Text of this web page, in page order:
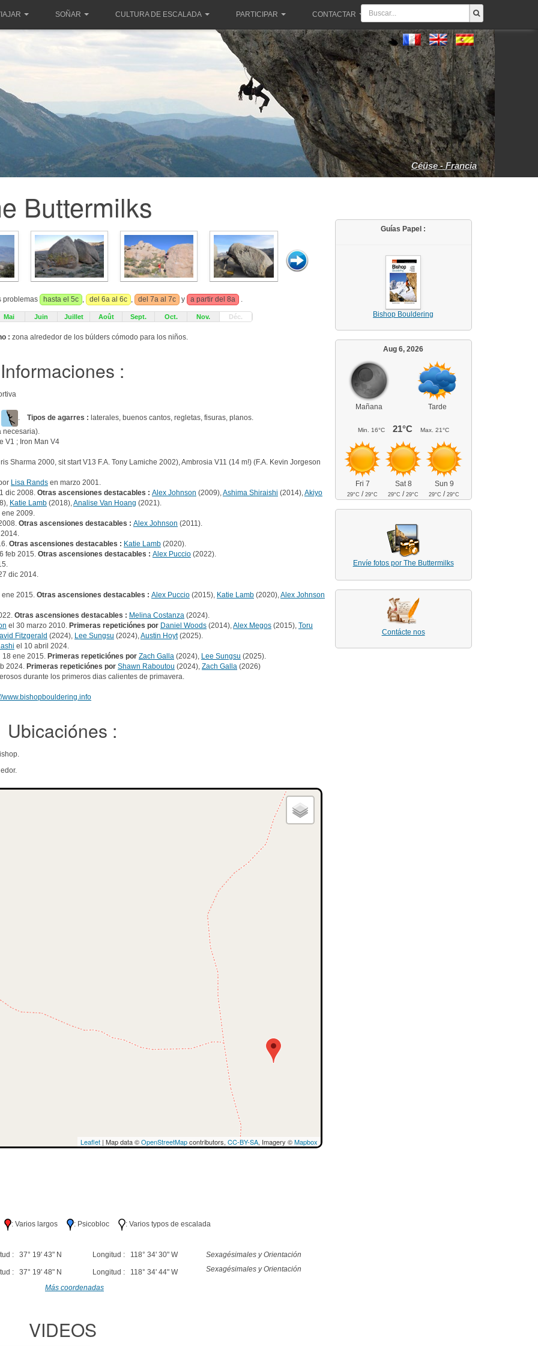
SOÑAR CULTURA DE ESCALADA PARTICIPAR CONTACTAR
Céüse - Francia
Buttermilks
problemas hasta el 5c , del 6a al 6c , del 7a al 7c y a partir del 8a .
Mai Juin Juillet Août Sept. Oct. Nov. Déc.
: zona alrededor de los búlders cómodo para los niños.
Informaciones :
. Tipos de agarres : laterales, buenos cantos, regletas, fisuras, planos.
necesaria).
V1 ; Iron Man V4
Sharma 2000, sit start V13 F.A. Tony Lamiche 2002), Ambrosia V11 (14 m!) (F.A. Kevin Jorgeson
Lisa Rands en marzo 2001.
dic 2008. Otras ascensiones destacables : Alex Johnson (2009),Ashima Shiraishi (2014),Akiyo
Katie Lamb (2018),Analise Van Hoang (2021).
2009.
Otras ascensiones destacables : Alex Johnson (2011).
Otras ascensiones destacables : Katie Lamb (2020).
feb 2015. Otras ascensiones destacables : Alex Puccio (2022).
dic 2014.
2015. Otras ascensiones destacables : Alex Puccio (2015), Katie Lamb (2020),Alex Johnson
Otras ascensiones destacables : Melina Costanza (2024).
el 30 marzo 2010. Primeras repeticiónes por Daniel Woods (2014),Alex Megos (2015), Toru
Fitzgerald (2024), Lee Sungsu (2024),Austin Hoyt(2025).
el 10 abril 2024.
ene 2015. Primeras repeticiónes por Zach Galla (2024), Lee Sungsu (2025).
2024. Primeras repeticiónes por Shawn Raboutou (2024), Zach Galla (2026)
durante los primeros dias calientes de primavera.
www.bishopbouldering.info
Ubicaciónes :
Leaflet| Map data ©OpenStreetMapcontributors, CC-BY-SA, Imagery ©Mapbox
: Varios largos : Psicobloc : Varios typos de escalada
: 37° 19' 43" N Longitud : 118° 34' 30" W Sexagésimales y Orientación
: 37° 19' 48" N Longitud : 118° 34' 44" W Sexagésimales y Orientación
Más coordenadas
VIDEOS
Guías Papel :
Bishop Bouldering
Aug 6, 2026
Mañana Tarde
Min. 16°C 21°C Max. 21°C
Fri 7
29°C /29°C
Sat 8
29°C /29°C
Sun 9
29°C /29°C
Envíe fotos por The Buttermilks
Contácte nos